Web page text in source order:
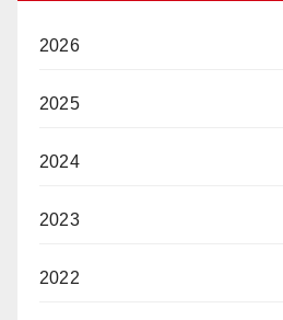
2026
2025
2024
2023
2022